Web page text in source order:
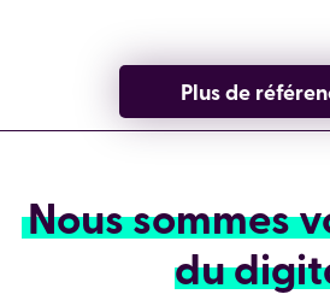
Plus de
Nous sommes
du